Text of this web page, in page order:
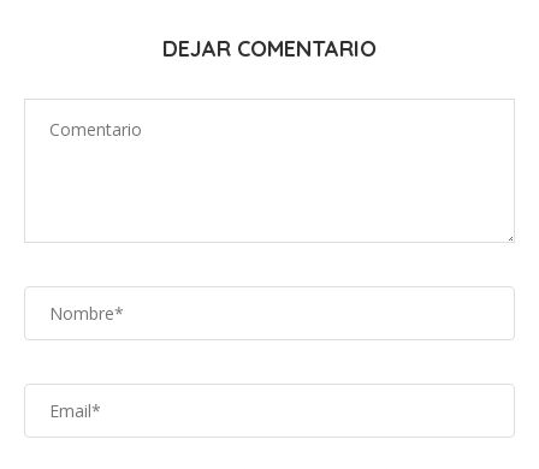
DEJAR COMENTARIO